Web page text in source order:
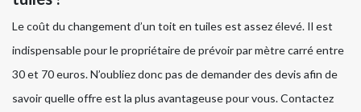
Le coût du changement d’un toit en tuiles est assez élevé. Il est
indispensable pour le propriétaire de prévoir par mètre carré entre
30 et 70 euros. N’oubliez donc pas de demander des devis afin de
savoir quelle offre est la plus avantageuse pour vous. Contactez